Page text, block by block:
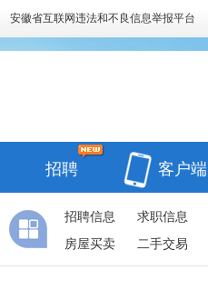
安徽省互联网违法和不良信息举报平台
招聘 客户端
招聘信息 求职信息
房屋买卖
二手交易